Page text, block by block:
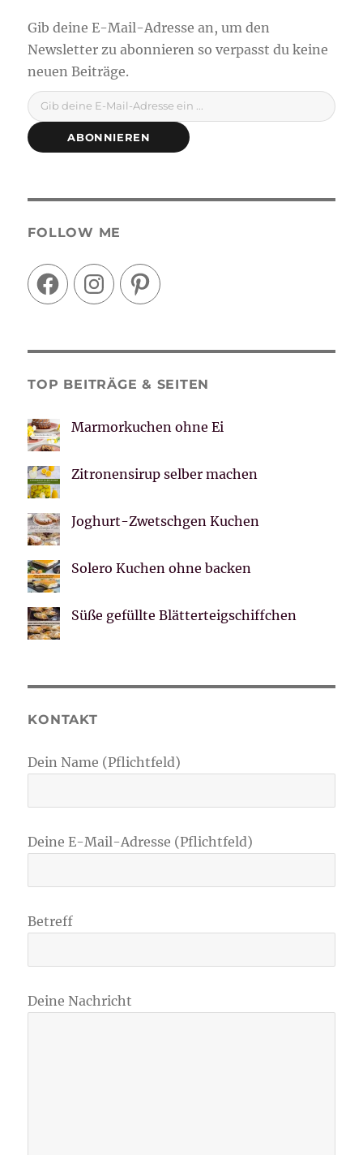
Gib deine E-Mail-Adresse ein ...
ABONNIEREN
FOLLOW ME
FacebookInstagramPinterest
TOP BEITRÄGE & SEITEN
Marmorkuchen ohne Ei
Zitronensirup selber machen
Joghurt-Zwetschgen Kuchen
Solero Kuchen ohne backen
Süße gefüllte Blätterteigschiffchen
KONTAKT
Dein Name (Pflichtfeld)
Deine E-Mail-Adresse (Pflichtfeld)
Betreff
Deine Nachricht